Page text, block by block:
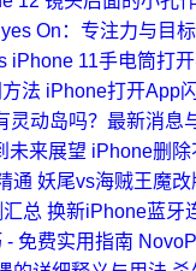
On：专注力与目
iPhone 11手电筒打
法 iPhone打开App
灵动岛吗？最新消息
未来展望 iPhone删
通 妖尾vs海贼王魔改
总 换新iPhone蓝牙
免费实用指南